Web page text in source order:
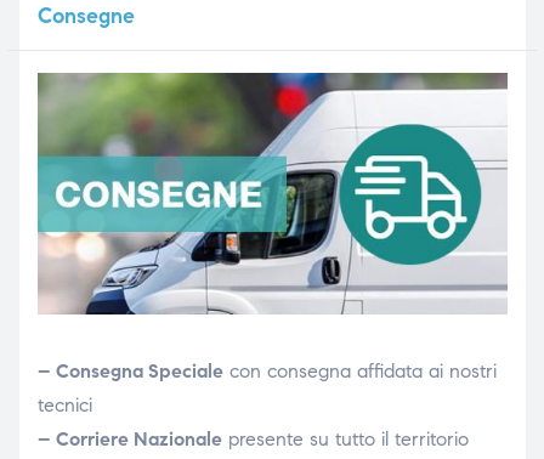
Consegne
– Consegna Specialecon consegna affidata ai nostri
tecnici
– Corriere Nazionalepresente su tutto il territorio